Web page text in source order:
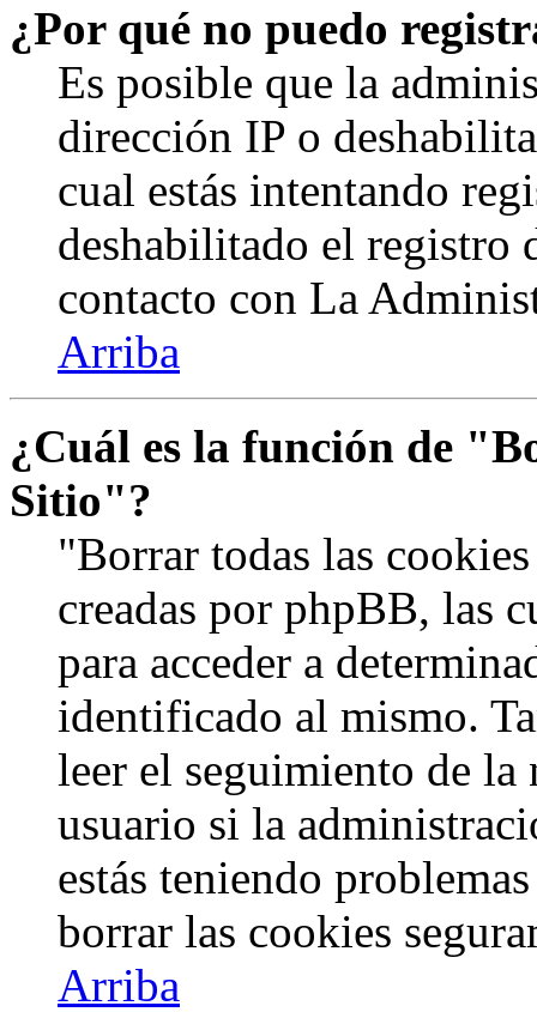
¿Por qué no puedo
Es posible que la
dirección IP o
cual estás intentando
deshabilitado el registro
contacto con La
Arriba
¿Cuál es la función de
Sitio"?
"Borrar todas las
creadas por phpBB, las
para acceder a
identificado al mismo.
leer el seguimiento de
usuario si la
estás teniendo
borrar las cookies
Arriba